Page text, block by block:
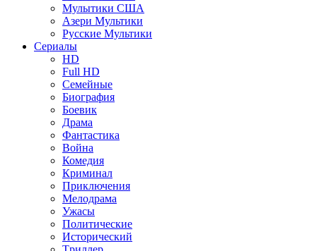
Мулытики США
Азери Мультики
Русские Мультики
Сериалы
HD
Full HD
Семейные
Биография
Боевик
Драма
Фантастика
Война
Комедия
Криминал
Приключения
Мелодрама
Ужасы
Политические
Исторический